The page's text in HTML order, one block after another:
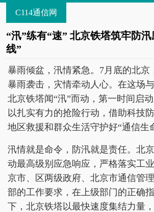
C114通信网
“汛”练有“速” 北京铁塔筑牢防
线”
暴雨倾盆，汛情紧急。7月底的北京
暴雨袭击，灾情牵动人心。在这场
北京铁塔闻“汛”而动，第一时间启
以扎实有力的抢险行动，借助科技
地区救援和群众生活守护好“通信生
汛情就是命令，防汛就是责任。北
动最高级别应急响应，严格落实工
京市、区两级政府、北京市通信管
部的工作要求，在上级部门的正确
下，北京铁塔以最快速度集结力量